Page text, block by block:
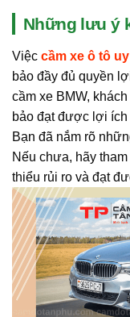
Những lưu ý
Việc cầm xe ô tô
bảo đầy đủ quyền
cầm xe BMW,
bảo đạt được lợi ích
Bạn đã nắm rõ
Nếu chưa, hãy
thiểu rủi ro và đạt